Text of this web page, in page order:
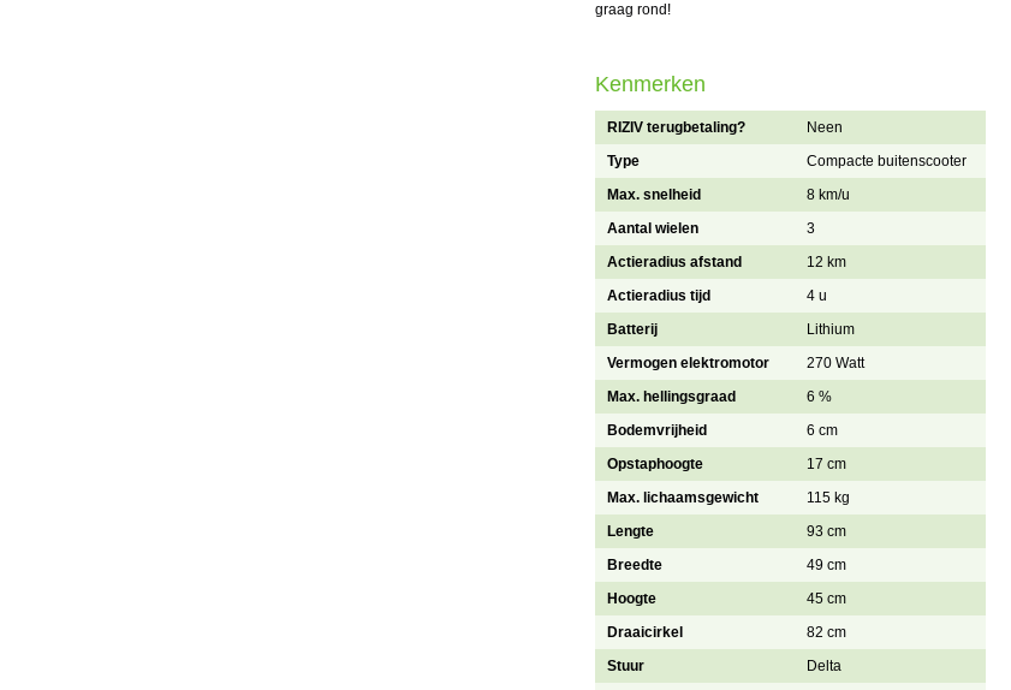
graag rond!
Kenmerken
RIZIV terugbetaling?
Neen
Type
Compacte buitenscooter
Max. snelheid
8 km/u
Aantal wielen
3
Actieradius afstand
12 km
Actieradius tijd
4 u
Batterij
Lithium
Vermogen elektromotor
270 Watt
Max. hellingsgraad
6 %
Bodemvrijheid
6 cm
Opstaphoogte
17 cm
Max. lichaamsgewicht
115 kg
Lengte
93 cm
Breedte
49 cm
Hoogte
45 cm
Draaicirkel
82 cm
Stuur
Delta